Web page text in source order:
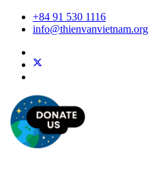
+84 91 530 1116
info@thienvanvietnam.org